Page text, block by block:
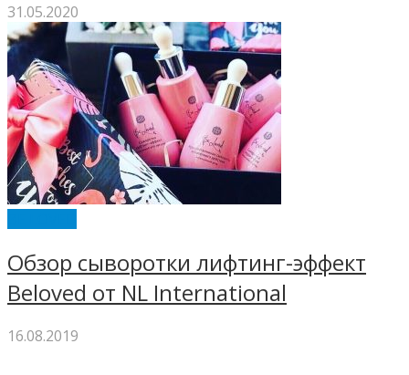
31.05.2020
Обзор сыворотки лифтинг-эффект
Beloved от NL International
16.08.2019